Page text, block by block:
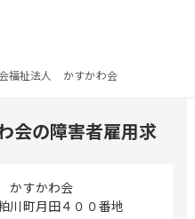
福祉法人 かすかわ会
会の障害者雇用求
かすかわ会
川町月田４００番地